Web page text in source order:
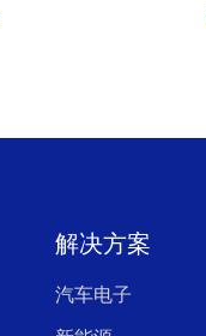
解决方案
汽车电子